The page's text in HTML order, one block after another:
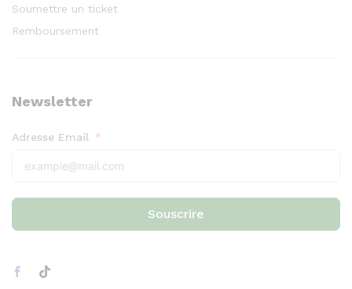
Soumettre un ticket
Remboursement
Newsletter
Adresse Email
Souscrire